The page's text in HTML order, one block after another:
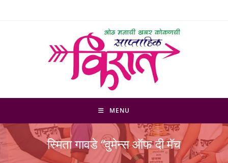
MENU
स्मिता गावडे “वुमेन्स ऑफ दी मॅच